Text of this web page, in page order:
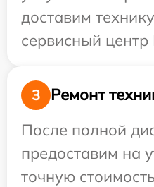
доставим
сервисный центр
3
Ремонт
После полной
предоставим на
точную